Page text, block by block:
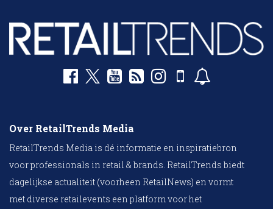
Over RetailTrends Media
RetailTrends Media is dé informatie en inspiratiebron
voor professionals in retail & brands. RetailTrends biedt
dagelijkse actualiteit (voorheen RetailNews) en vormt
met diverse retailevents een platform voor het